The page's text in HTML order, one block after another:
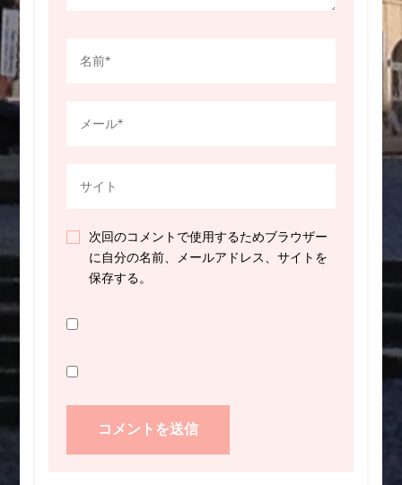
次回のコメントで使用するためブラウザー
に自分の名前、メールアドレス、サイトを
保存する。